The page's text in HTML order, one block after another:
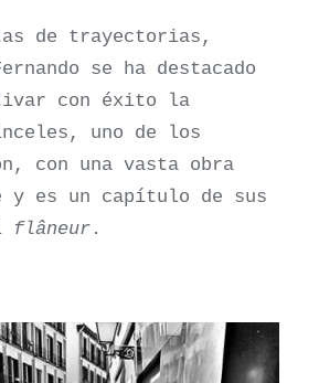
de trayectorias,
se ha destacado
con éxito la
uno de los
con una vasta obra
y es un capítulo de sus
flâneur .